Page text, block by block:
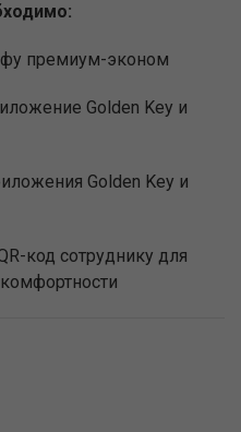
премиум-эконом
Golden Key и
Golden Key и
код сотруднику для